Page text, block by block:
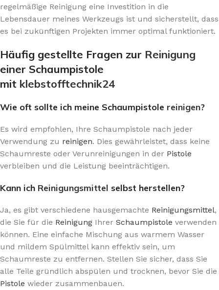
regelmäßige Reinigung eine Investition in die
Lebensdauer meines Werkzeugs ist und sicherstellt, dass
es bei zukünftigen Projekten immer optimal funktioniert.
Häufig gestellte Fragen zur Reinigung
einer Schaumpistole
mit klebstofftechnik24
Wie oft sollte ich meine Schaumpistole reinigen?
Es wird empfohlen, Ihre Schaumpistole nach jeder
Verwendung zu reinigen. Dies gewährleistet, dass keine
Schaumreste oder Verunreinigungen in der Pistole
verbleiben und die Leistung beeinträchtigen.
Kann ich Reinigungsmittel selbst herstellen?
Ja, es gibt verschiedene hausgemachte Reinigungsmittel,
die Sie für die Reinigung Ihrer Schaumpistole verwenden
können. Eine einfache Mischung aus warmem Wasser
und mildem Spülmittel kann effektiv sein, um
Schaumreste zu entfernen. Stellen Sie sicher, dass Sie
alle Teile gründlich abspülen und trocknen, bevor Sie die
Pistole wieder zusammenbauen.